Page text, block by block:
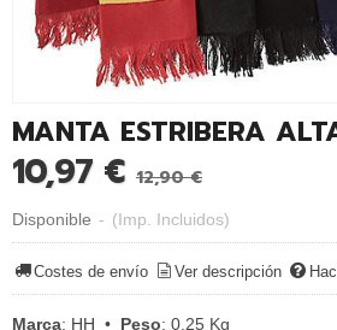
MANTA ESTRIBERA
10,97 € 12,90 €
Disponible - (Imp. Incluidos)
Costes de envío Ver descripción
Marca: HH • Peso: 0,25 Kg